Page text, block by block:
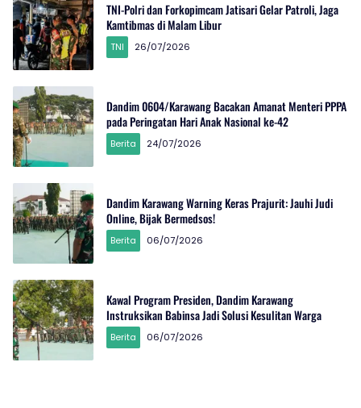
TNI-Polri dan Forkopimcam Jatisari Gelar Patroli, Jaga
Kamtibmas di Malam Libur
TNI 26/07/2026
Dandim 0604/Karawang Bacakan Amanat Menteri PPPA
pada Peringatan Hari Anak Nasional ke-42
Berita 24/07/2026
Dandim Karawang Warning Keras Prajurit: Jauhi Judi
Online, Bijak Bermedsos!
Berita 06/07/2026
Kawal Program Presiden, Dandim Karawang
Instruksikan Babinsa Jadi Solusi Kesulitan Warga
Berita 06/07/2026